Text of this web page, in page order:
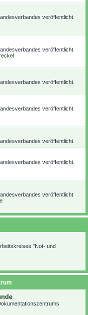
veröffentlicht.
veröffentlicht.
veröffentlicht.
veröffentlicht.
veröffentlicht.
veröffentlicht.
veröffentlicht.
"Not- und